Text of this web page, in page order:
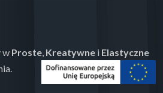
w Proste, Kreatywne i Elastyczne